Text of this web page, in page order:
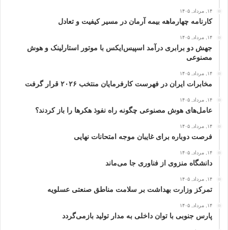
۱۴, مرداد, ۱۴۰۵
کارنامه چهارماهه بیمه آرمان در مسیر کیفیت و تعادل
۱۴, مرداد, ۱۴۰۵
جهش دو برابری درآمد اسپیس‌ایکس با موتور استارلینک و هوش
مصنوعی
۱۴, مرداد, ۱۴۰۵
مخابرات ایران در فهرست کارفرمایان منتخب ۲۰۲۶ قرار گرفت
۱۴, مرداد, ۱۴۰۵
عامل‌های هوش مصنوعی چگونه راه نفوذ هکرها را باز کردند؟
۱۴, مرداد, ۱۴۰۵
فرصت دوباره برای غایبان موجه امتحانات نهایی
۱۴, مرداد, ۱۴۰۵
دانشگاه منزوی از فناوری جا می‌ماند
۱۴, مرداد, ۱۴۰۵
تمرکز وزارت بهداشت بر سلامت مناطق صنعتی عسلویه
۱۴, مرداد, ۱۴۰۵
پارس جنوبی با توان داخلی به مدار تولید بازمی‌گردد